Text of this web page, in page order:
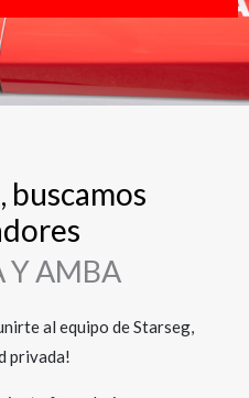
buscamos
Y AMBA
al equipo de Starseg,
privada!